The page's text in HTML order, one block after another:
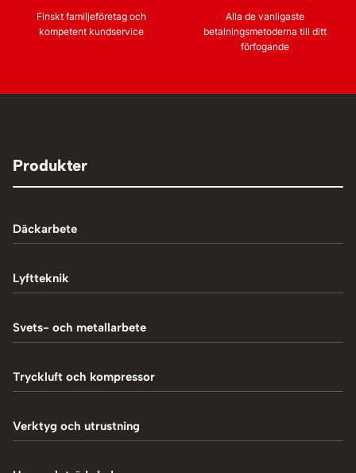
Finskt familjeföretag och
kompetent kundservice
Alla de vanligaste
betalningsmetoderna till ditt
förfogande
Produkter
Däckarbete
Balanseringsmaskiner
Chockluftare
Däckmaskiner
Lyftteknik
1-Pelarlyft
4-Pelarlyft
Saxlyft - Låglyft
Svets- och metallarbete
Induktionsvärmare
MIG-svetsning
Tryckluft och kompressor
Blästring
Verktyg och utrustning